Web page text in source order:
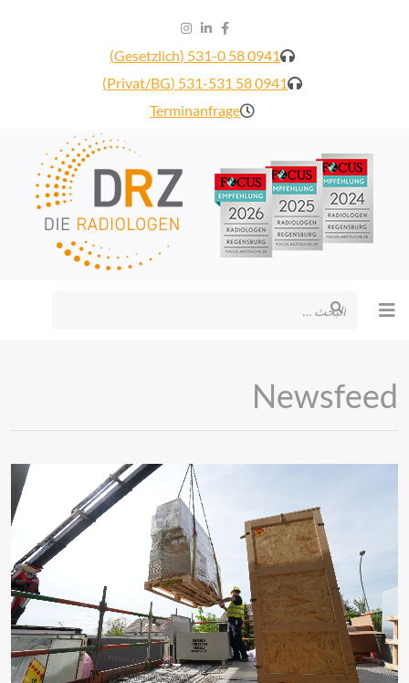
0941 58 531-0 (Gesetzlich)
0941 58 531-531 (Privat/BG)
Terminanfrage
البحث
Newsfeed